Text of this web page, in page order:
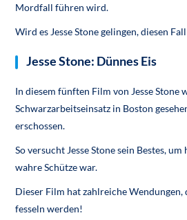
Mordfall führen wird.
Wird es Jesse Stone gelingen, diesen
Jesse Stone: Dünnes Eis
In diesem fünften Film von Jesse Stone
Schwarzarbeitseinsatz in Boston
erschossen.
So versucht Jesse Stone sein Bestes,
wahre Schütze war.
Dieser Film hat zahlreiche Wendungen,
fesseln werden!